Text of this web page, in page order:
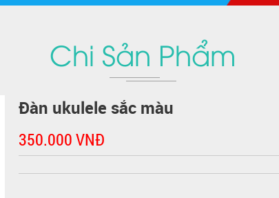
Chi Sản Phẩm
Đàn ukulele sắc màu
350.000 VNĐ